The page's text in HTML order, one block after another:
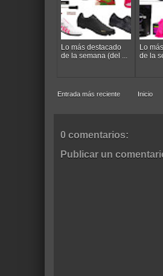
Lo más destacado
de la semana (del ...
Lo
de la
Entrada más reciente Inicio
0 comentarios:
Publicar un